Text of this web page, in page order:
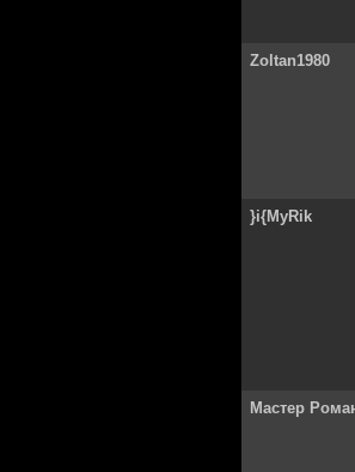
Zoltan1980
}i{MyRik
Мастер